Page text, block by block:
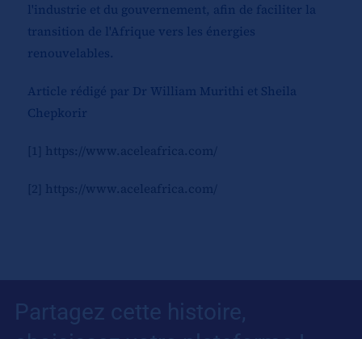
l'industrie et du gouvernement, afin de faciliter la
transition de l'Afrique vers les énergies
renouvelables.
Article rédigé par Dr William Murithi et Sheila
Chepkorir
[1] https://www.aceleafrica.com/
[2] https://www.aceleafrica.com/
Partagez cette histoire,